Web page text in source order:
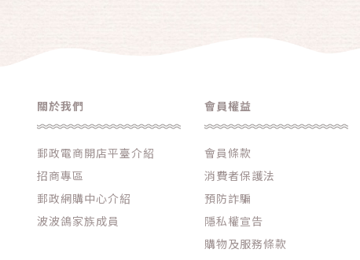
關於我們
郵政電商開店平臺介紹
招商專區
郵政網購中心介紹
波波鴿家族成員
會員權益
會員條款
消費者保護法
預防詐騙
隱私權宣告
購物及服務條款